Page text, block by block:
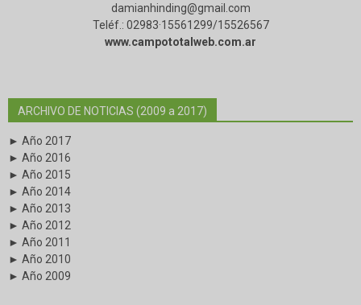
damianhinding@gmail.com
Teléf.: 02983·15561299/15526567
www.campototalweb.com.ar
ARCHIVO DE NOTICIAS (2009 a 2017)
► Año 2017
► Año 2016
► Año 2015
► Año 2014
► Año 2013
► Año 2012
► Año 2011
► Año 2010
► Año 2009